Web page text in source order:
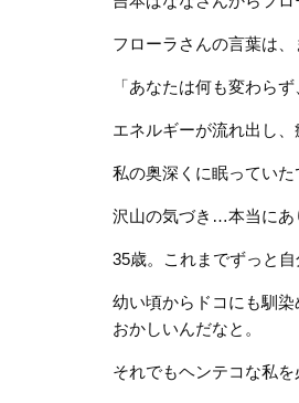
フローラさんの言葉は
「あなたは何も変わら
エネルギーが流れ出し、
私の奥深くに眠ってい
沢山の気づき…本当にあ
35歳。これまでずっと
幼い頃からドコにも馴
おかしいんだなと。
それでもヘンテコな私